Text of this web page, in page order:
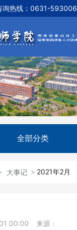
询热线： 0631-
全部分类
大事记 2021年2月
00:00 来源：